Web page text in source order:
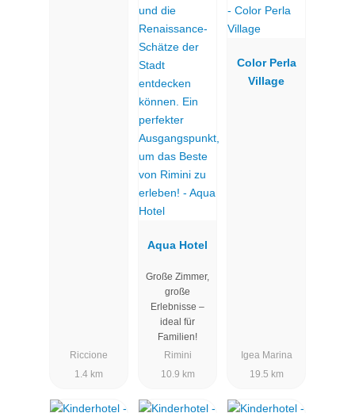
Riccione
1.4 km
Aqua Hotel
Große Zimmer,
große
Erlebnisse –
ideal für
Familien!
Rimini
10.9 km
Color Perla
Village
Igea Marina
19.5 km